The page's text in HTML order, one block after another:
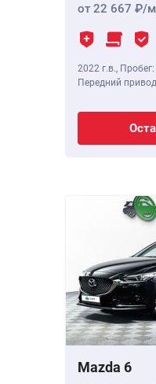
от 22 667 /
2022 г.в.,
Передний
Mazda 6